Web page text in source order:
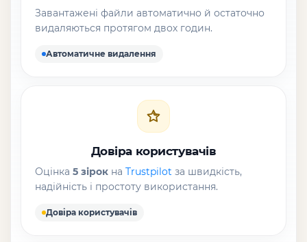
Завантажені файли автоматично й остаточно
видаляються протягом двох годин.
Автоматичне видалення
Довіра користувачів
Оцінка 5 зірок на Trustpilot за швидкість,
надійність і простоту використання.
Довіра користувачів